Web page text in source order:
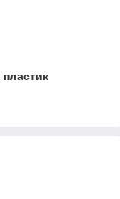
пластик